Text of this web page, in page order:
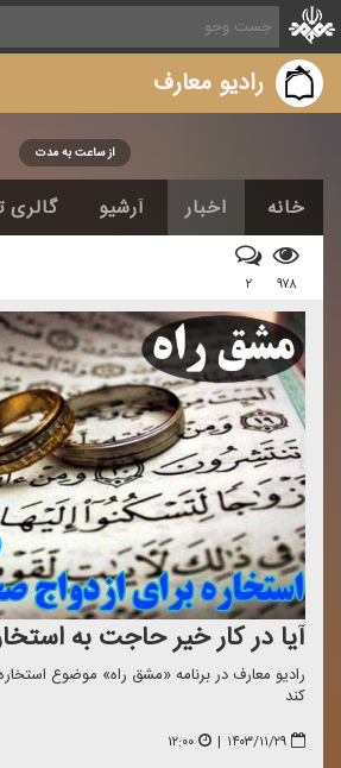
رادیو معارف
از ساعت به مدت
خانه اخبار آرشیو گالری
۹۷۸ ۲
آیا در كار خیر حاجت به
رادیو معارف در برنامه «مشق راه» موضوع
كند
۱۴۰۳/۱۱/۲۹ | ۱۲:۰۰